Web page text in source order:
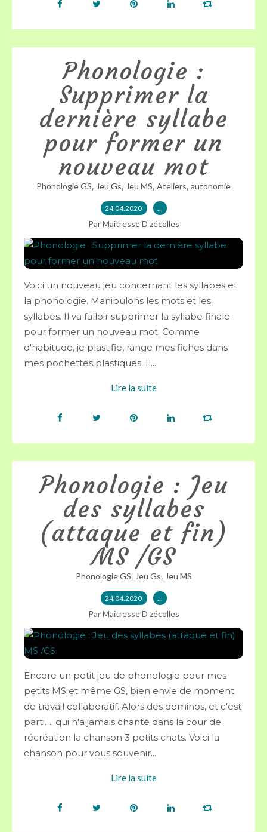
Phonologie :
Supprimer la
dernière syllabe
pour former un
nouveau mot
Phonologie GS, Jeu Gs, Jeu MS, Ateliers, autonomie
24.04.2020 …
Par Maitresse D zécolles
Voici un nouveau jeu concernant les syllabes et
la phonologie. Manipulons les mots et les
syllabes. Il va falloir supprimer la syllabe finale
pour former un nouveau mot. Comme
d'habitude, je plastifie, range mes fiches dans
mes pochettes plastiques. Il...
Lire la suite
Phonologie : Jeu
des syllabes
(attaque et fin)
MS /GS
Phonologie GS, Jeu Gs, Jeu MS
24.04.2020 …
Par Maitresse D zécolles
Encore un petit jeu de phonologie pour mes
petits MS et même GS, bien envie de moment
de travail collaboratif. Alors des dominos, et c'est
parti…. qui n'a jamais chanté dans la cour de
récréation la chanson 3 petits chats. Voici la
chanson pour vous souvenir...
Lire la suite